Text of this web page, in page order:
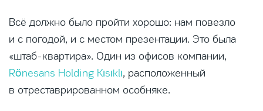
Всё должно было пройти хорошо: нам повезло
и с погодой, и с местом презентации. Это была
«штаб-квартира». Один из офисов компании,
Rönesans Holding Kısıklı, расположенный
в отреставрированном особняке.